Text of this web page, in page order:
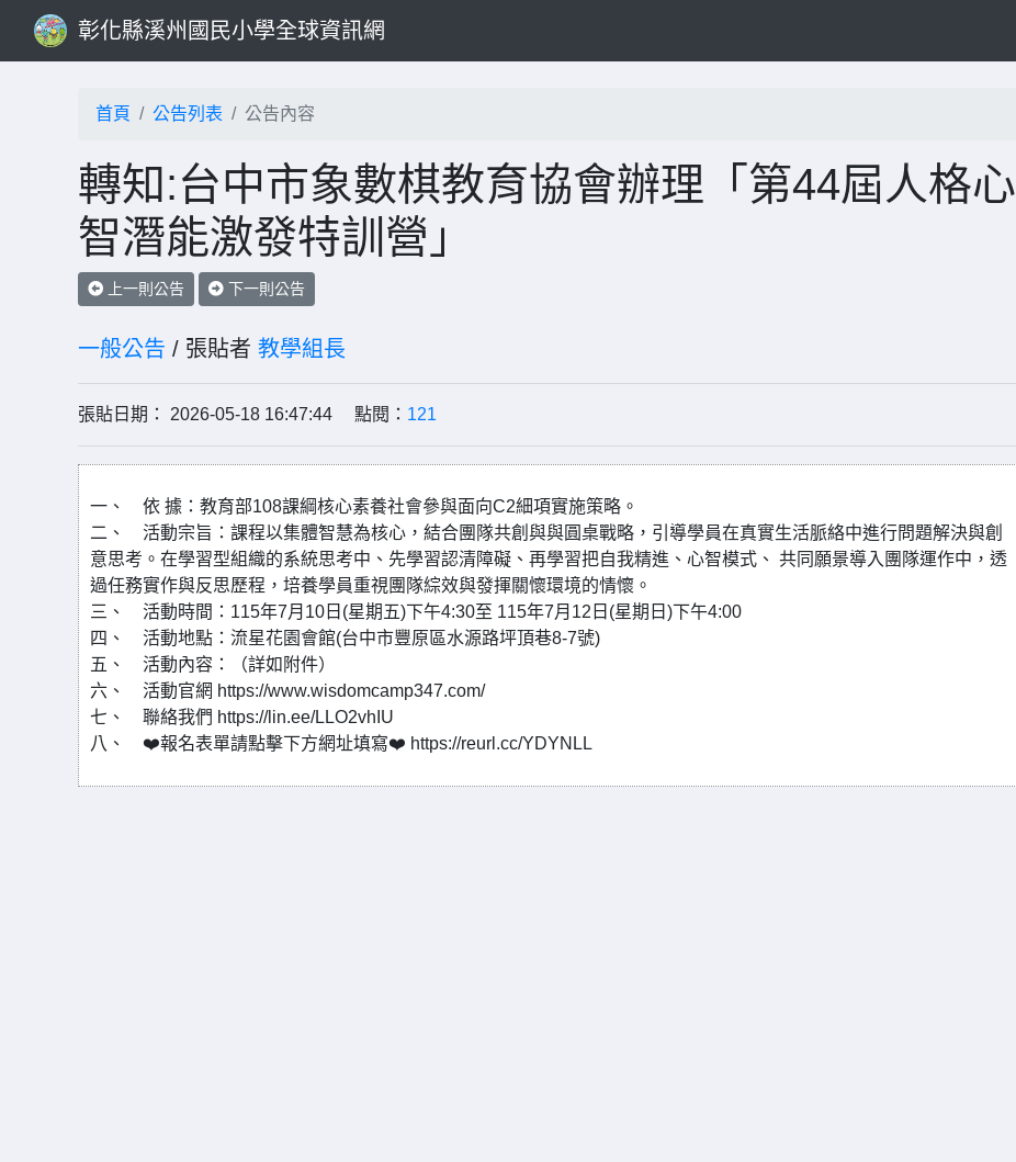
彰化縣溪州國民小學全球資訊網
首頁 公告列表 公告內容
轉知:台中市象數棋教育協會辦理「第44屆人格心
智潛能激發特訓營」
上一則公告 下一則公告
一般公告 / 張貼者 教學組長
張貼日期： 2026-05-18 16:47:44 點閱： 121
一、 依 據：教育部108課綱核心素養社會參與面向C2細項實施策略。
二、 活動宗旨：課程以集體智慧為核心，結合團隊共創與與圓桌戰略，引導學員在真實生活脈絡中進行問題解決與創
意思考。在學習型組織的系統思考中、先學習認清障礙、再學習把自我精進、心智模式、 共同願景導入團隊運作中，透
過任務實作與反思歷程，培養學員重視團隊綜效與發揮關懷環境的情懷。
三、 活動時間：115年7月10日(星期五)下午4:30至 115年7月12日(星期日)下午4:00
四、 活動地點：流星花園會館(台中市豐原區水源路坪頂巷8-7號)
五、 活動內容：（詳如附件）
六、 活動官網 https://www.wisdomcamp347.com/
七、 聯絡我們 https://lin.ee/LLO2vhIU
八、 ❤️報名表單請點擊下方網址填寫❤️ https://reurl.cc/YDYNLL